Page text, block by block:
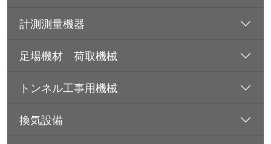
計測測量機器
足場機材 荷取機械
トンネル工事用機械
換気設備